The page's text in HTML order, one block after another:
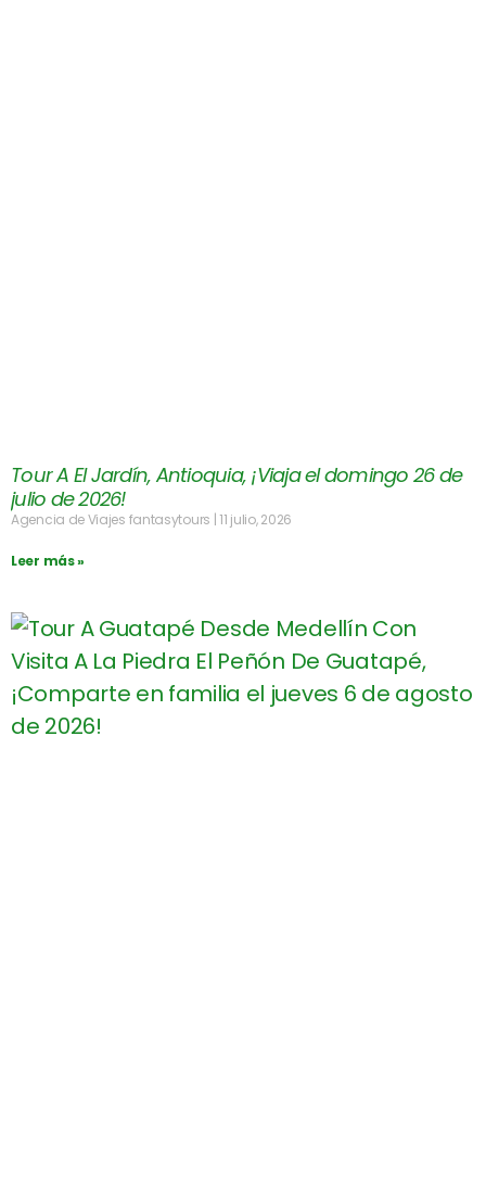
Tour A El Jardín, Antioquia, ¡Viaja el domingo 26 de
julio de 2026!
Agencia de Viajes fantasytours 11 julio, 2026
Leer más »